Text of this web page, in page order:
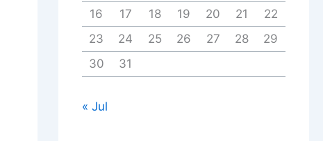
16
17 18 19 20 21
22
23
24 25 26 27 28
29
30
31
« Jul